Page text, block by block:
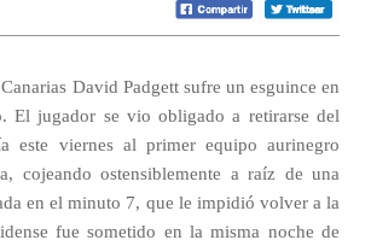
David Padgett sufre un esguince en
El jugador se vio obligado a retirarse del
este viernes al primer equipo aurinegro
cojeando ostensiblemente a raíz de una
en el minuto 7, que le impidió volver a la
fue sometido en la misma noche de